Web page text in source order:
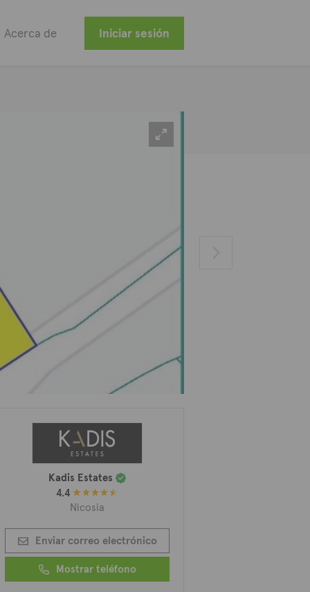
Acerca de Iniciar sesión
Kadis Estates
4.4
Nicosia
Enviar correo electrónico
Mostrar teléfono